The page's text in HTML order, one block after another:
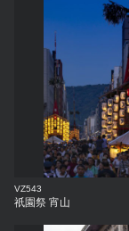
VZ543
祇園祭 宵山